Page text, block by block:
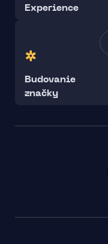
Experience
Budovanie
značky